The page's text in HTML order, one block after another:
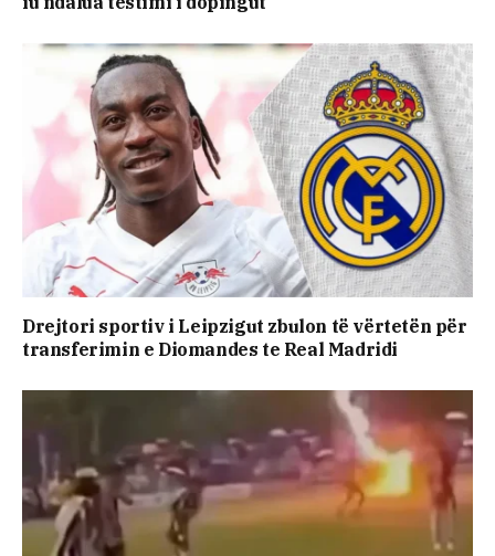
Drejtori sportiv i Leipzigut zbulon të vërtetën për
transferimin e Diomandes te Real Madridi